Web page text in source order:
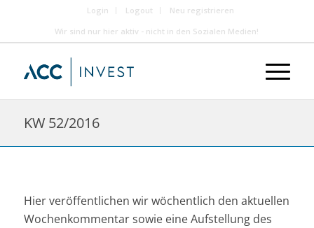
Login Logout
Neu registrieren
Wir sind nur hier aktiv - nicht in den Sozialen Medien!
KW 52/2016
Hier veröffentlichen wir wöchentlich den aktuellen
Wochenkommentar sowie eine Aufstellung des